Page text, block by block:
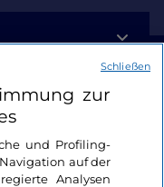
zur
und Profiling-
auf der
Analysen
Schließen